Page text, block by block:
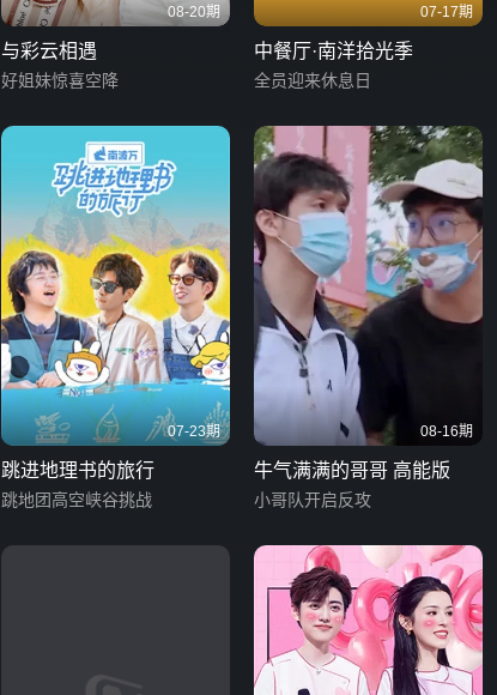
08-20期
与彩云相遇
好姐妹惊喜空降
07-17期
中餐厅·南洋拾光季
全员迎来休息日
07-23期
跳进地理书的旅行
跳地团高空峡谷挑战
08-16期
牛气满满的哥哥 高能版
小哥队开启反攻